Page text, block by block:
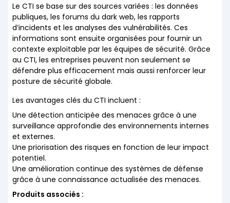
Le CTI se base sur des sources variées : les données
publiques, les forums du dark web, les rapports
d’incidents et les analyses des vulnérabilités. Ces
informations sont ensuite organisées pour fournir un
contexte exploitable par les équipes de sécurité. Grâce
au CTI, les entreprises peuvent non seulement se
défendre plus efficacement mais aussi renforcer leur
posture de sécurité globale.
Les avantages clés du CTI incluent :
Une détection anticipée des menaces grâce à une
surveillance approfondie des environnements internes
et externes.
Une priorisation des risques en fonction de leur impact
potentiel.
Une amélioration continue des systèmes de défense
grâce à une connaissance actualisée des menaces.
Produits associés :